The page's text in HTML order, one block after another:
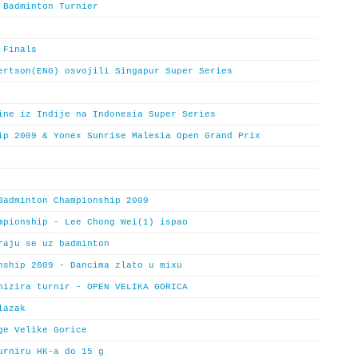
Turnier
Finals
osvojili Singapur Super Series
iz Indije na Indonesia Super Series
2009 & Yonex Sunrise Malesia Open Grand Prix
Championship 2009
- Lee Chong Wei(1) ispao
se uz badminton
2009 - Dancima zlato u mixu
turnir - OPEN VELIKA GORICA
Velike Gorice
HK-a do 15 g